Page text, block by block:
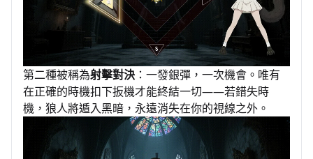
第二種被稱為射擊對決 ：一發銀彈，一次機會。唯有
在正確的時機扣下扳機才能終結一切——若錯失時
機，狼人將遁入黑暗，永遠消失在你的視線之外。